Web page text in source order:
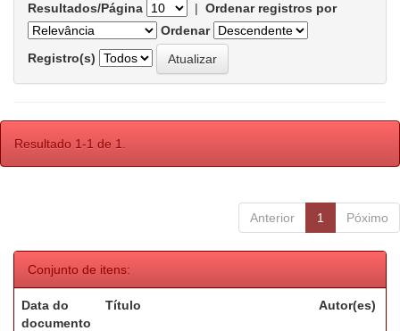
Resultados/Página | Ordenar registros por
Ordenar
Registro(s)
Resultado 1-1 de 1.
Anterior 1 Póximo
Conjunto de itens:
Data do
documento
Título Autor(es)